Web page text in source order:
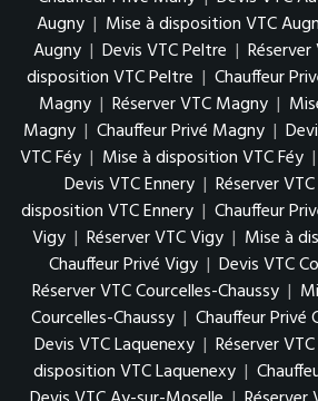
Augny | Mise à disposition VTC
Augny | Devis VTC Peltre |
disposition VTC Peltre | Chauffeur
Magny | Réserver VTC Magny |
Magny | Chauffeur Privé Magny |
VTC Féy | Mise à disposition VTC Féy |
Devis VTC Ennery | Réserver
disposition VTC Ennery | Chauffeur
Vigy | Réserver VTC Vigy | Mise à
Chauffeur Privé Vigy | Devis VTC
Réserver VTC Courcelles-Chaussy |
Courcelles-Chaussy | Chauffeur Privé
Devis VTC Laquenexy | Réserver
disposition VTC Laquenexy |